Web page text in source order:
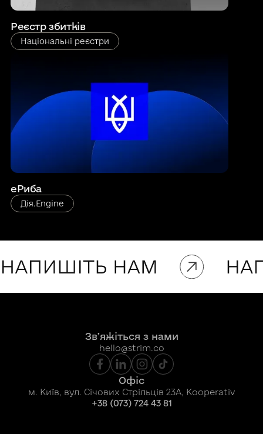
Реєстр збитків
Національні реєстри
еРиба
Дія.Engine
Звʼяжіться з нами
hello@strim.co
Офіс
м. Київ, вул. Січових Стрільців 23A, Kooperativ
+38 (073) 724 43 81